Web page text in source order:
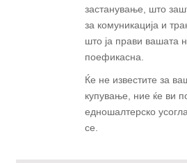
застанување, што
за комуникација и
што ја прави вашата
поефикасна.
Ќе не известите за
купување, ние ќе ви
едношалтерско
се.